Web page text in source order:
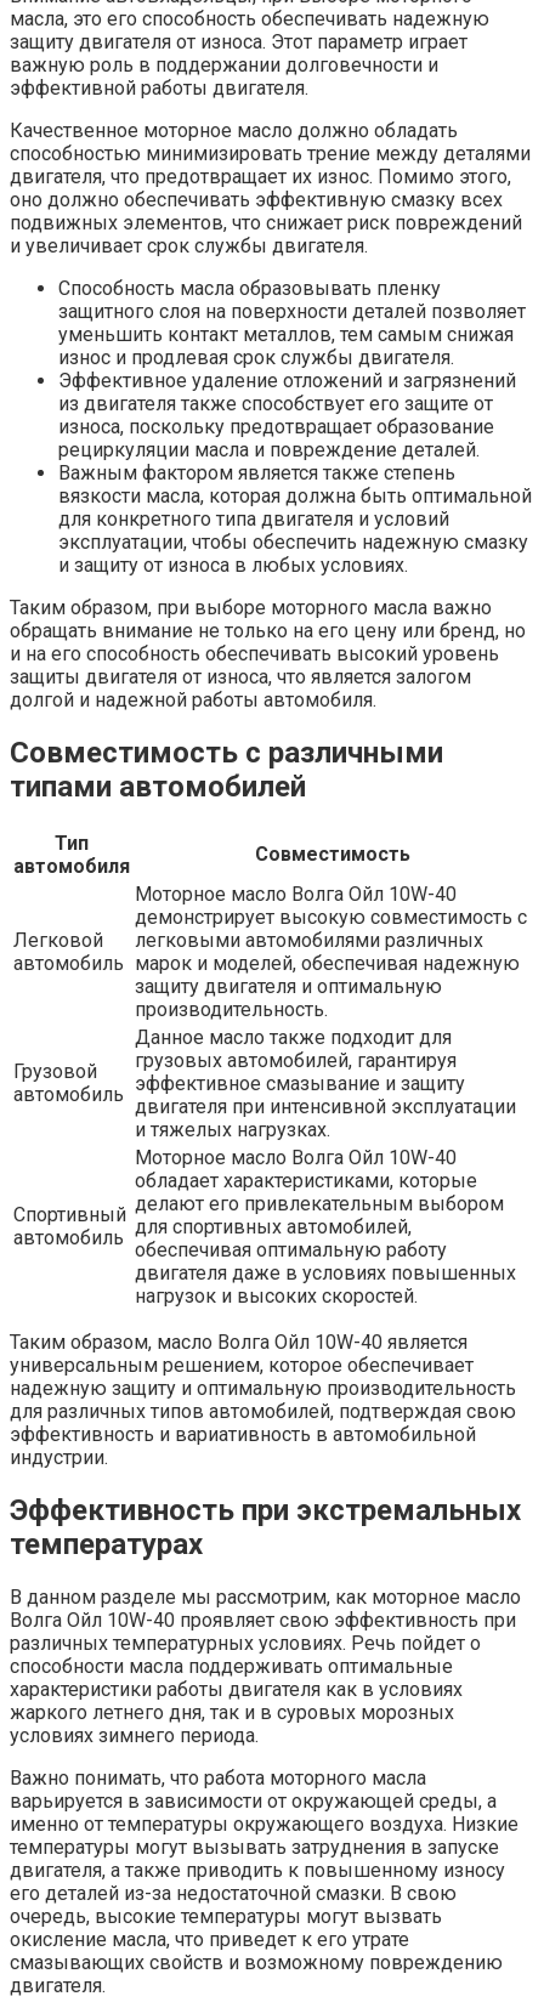
масла, это его способность обеспечивать надежную
защиту двигателя от износа. Этот параметр играет
важную роль в поддержании долговечности и
эффективной работы двигателя.
Качественное моторное масло должно обладать
способностью минимизировать трение между деталями
двигателя, что предотвращает их износ. Помимо этого,
оно должно обеспечивать эффективную смазку всех
подвижных элементов, что снижает риск повреждений
и увеличивает срок службы двигателя.
Способность масла образовывать пленку
защитного слоя на поверхности деталей позволяет
уменьшить контакт металлов, тем самым снижая
износ и продлевая срок службы двигателя.
Эффективное удаление отложений и загрязнений
из двигателя также способствует его защите от
износа, поскольку предотвращает образование
рециркуляции масла и повреждение деталей.
Важным фактором является также степень
вязкости масла, которая должна быть оптимальной
для конкретного типа двигателя и условий
эксплуатации, чтобы обеспечить надежную смазку
и защиту от износа в любых условиях.
Таким образом, при выборе моторного масла важно
обращать внимание не только на его цену или бренд, но
и на его способность обеспечивать высокий уровень
защиты двигателя от износа, что является залогом
долгой и надежной работы автомобиля.
Совместимость с различными
типами автомобилей
Тип
автомобиля
Совместимость
Легковой
автомобиль
Моторное масло Волга Ойл 10W-40
демонстрирует высокую совместимость с
легковыми автомобилями различных
марок и моделей, обеспечивая надежную
защиту двигателя и оптимальную
производительность.
Грузовой
автомобиль
Данное масло также подходит для
грузовых автомобилей, гарантируя
эффективное смазывание и защиту
двигателя при интенсивной эксплуатации
и тяжелых нагрузках.
Спортивный
автомобиль
Моторное масло Волга Ойл 10W-40
обладает характеристиками, которые
делают его привлекательным выбором
для спортивных автомобилей,
обеспечивая оптимальную работу
двигателя даже в условиях повышенных
нагрузок и высоких скоростей.
Таким образом, масло Волга Ойл 10W-40 является
универсальным решением, которое обеспечивает
надежную защиту и оптимальную производительность
для различных типов автомобилей, подтверждая свою
эффективность и вариативность в автомобильной
индустрии.
Эффективность при экстремальных
температурах
В данном разделе мы рассмотрим, как моторное масло
Волга Ойл 10W-40 проявляет свою эффективность при
различных температурных условиях. Речь пойдет о
способности масла поддерживать оптимальные
характеристики работы двигателя как в условиях
жаркого летнего дня, так и в суровых морозных
условиях зимнего периода.
Важно понимать, что работа моторного масла
варьируется в зависимости от окружающей среды, а
именно от температуры окружающего воздуха. Низкие
температуры могут вызывать затруднения в запуске
двигателя, а также приводить к повышенному износу
его деталей из-за недостаточной смазки. В свою
очередь, высокие температуры могут вызвать
окисление масла, что приведет к его утрате
смазывающих свойств и возможному повреждению
двигателя.